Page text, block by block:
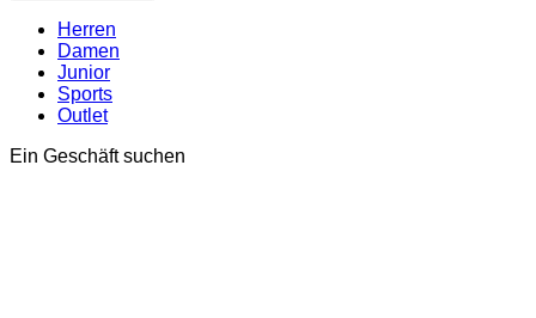
Herren
Damen
Junior
Sports
Outlet
Ein Geschäft suchen